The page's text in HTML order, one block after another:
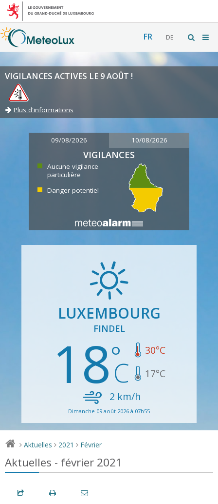
FR DE
VIGILANCES ACTIVES LE 9 AOÛT !
Plus d'informations
09/08/2026 10/08/2026
VIGILANCES
Aucune vigilance
particulière
Danger potentiel
LUXEMBOURG
FINDEL
18 30°C
17°C
2 km/h
Dimanche 09 août 2026 à 07h55
> Aktuelles > 2021 > Février
Aktuelles - février 2021